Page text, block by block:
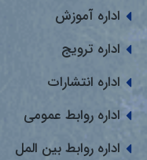
اداره آموزش
اداره ترویج
اداره انتشارات
اداره روابط عمومی
اداره روابط بین المل